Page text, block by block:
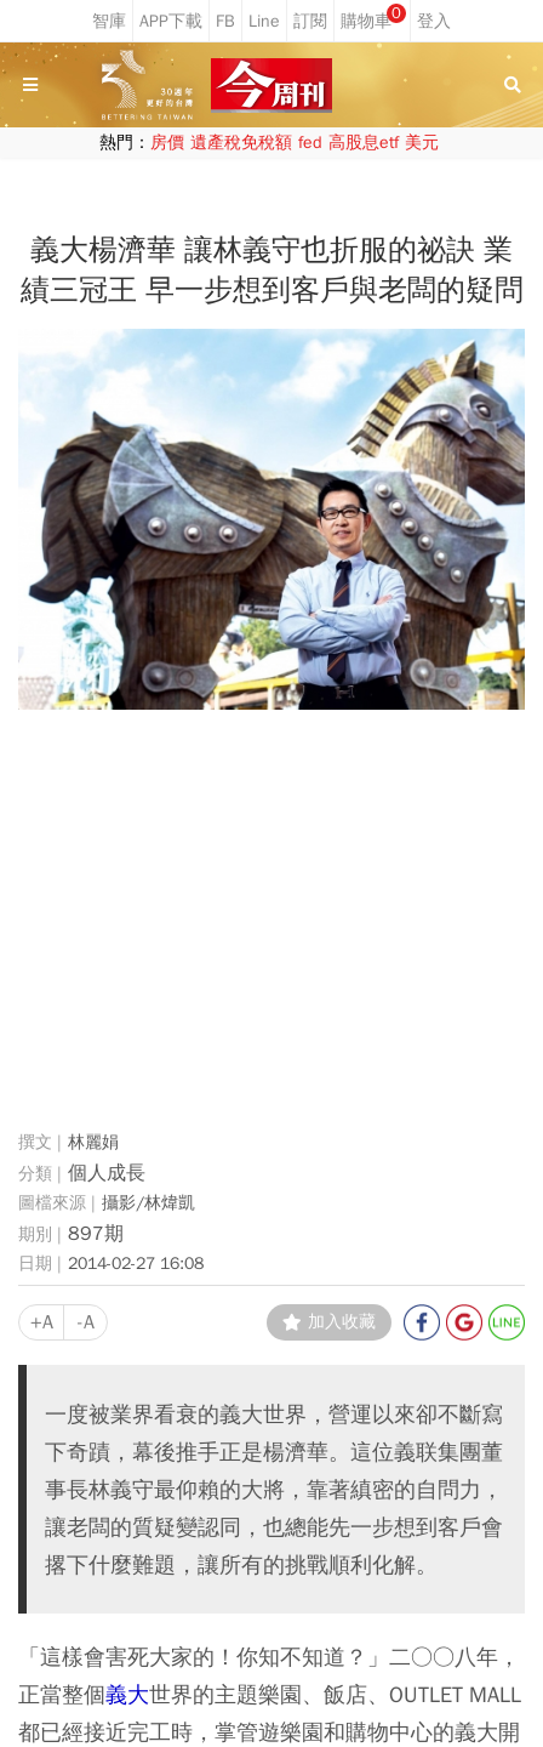
0
熱門： 房價 遺產稅免稅額 fed 高股息etf 美元
義大楊濟華 讓林義守也折服的祕訣 業
績三冠王 早一步想到客戶與老闆的疑問
林麗娟
個人成長
攝影/林煒凱
897期
2014-02-27 16:08
+A -A 加入收藏
一度被業界看衰的義大世界，營運以來卻不斷寫
下奇蹟，幕後推手正是楊濟華。這位義联集團董
事長林義守最仰賴的大將，靠著縝密的自問力，
讓老闆的質疑變認同，也總能先一步想到客戶會
撂下什麼難題，讓所有的挑戰順利化解。
「這樣會害死大家的！你知不知道？」二○○八年，
正當整個義大世界的主題樂園、飯店、OUTLET MALL
都已經接近完工時，掌管遊樂園和購物中心的義大開